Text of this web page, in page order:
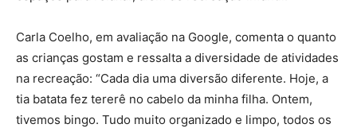
Carla Coelho, em avaliação na Google, comenta o quanto
as crianças gostam e ressalta a diversidade de atividades
na recreação: “Cada dia uma diversão diferente. Hoje, a
tia batata fez tererê no cabelo da minha filha. Ontem,
tivemos bingo. Tudo muito organizado e limpo, todos os